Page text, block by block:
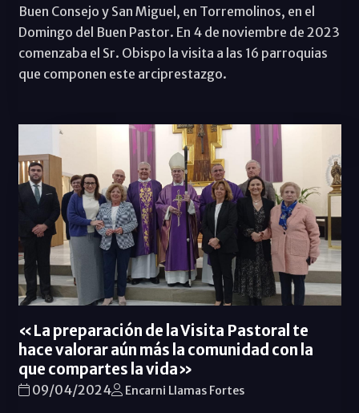
Buen Consejo y San Miguel, en Torremolinos, en el
Domingo del Buen Pastor. En 4 de noviembre de 2023
comenzaba el Sr. Obispo la visita a las 16 parroquias
que componen este arciprestazgo.
«La preparación de la Visita Pastoral te
hace valorar aún más la comunidad con la
que compartes la vida»
09/04/2024 Encarni Llamas Fortes